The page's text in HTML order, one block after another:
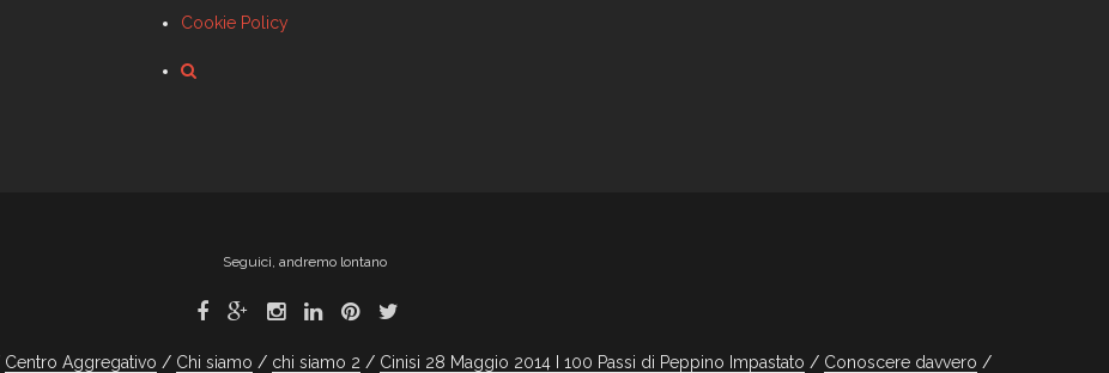
Cookie Policy
Seguici, andremo lontano
Centro Aggregativo Chi siamo chi siamo 2 Cinisi 28 Maggio 2014 I 100 Passi di Peppino Impastato Conoscere davvero